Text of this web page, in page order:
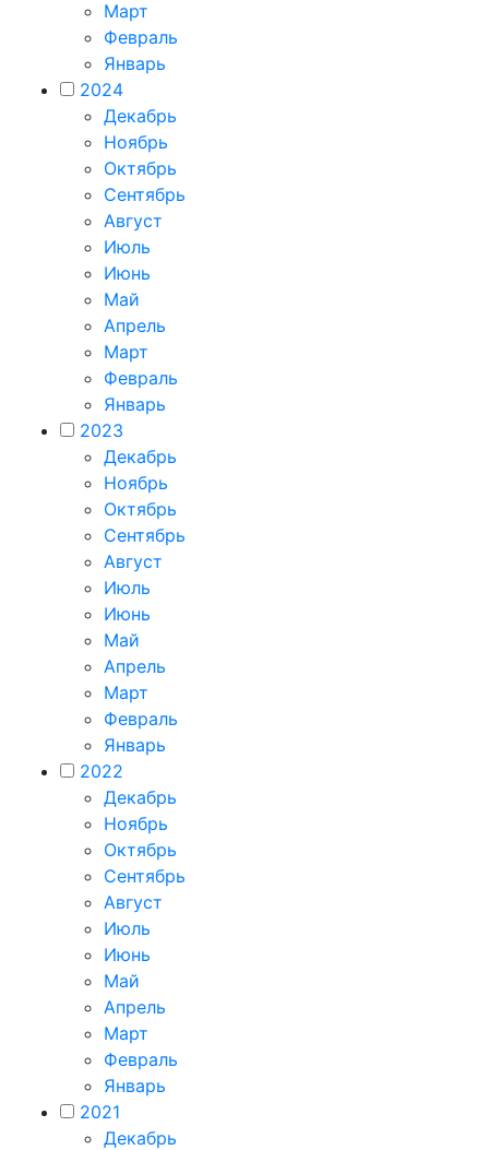
Март
Февраль
Январь
2024
Декабрь
Ноябрь
Октябрь
Сентябрь
Август
Июль
Июнь
Май
Апрель
Март
Февраль
Январь
2023
Декабрь
Ноябрь
Октябрь
Сентябрь
Август
Июль
Июнь
Май
Апрель
Март
Февраль
Январь
2022
Декабрь
Ноябрь
Октябрь
Сентябрь
Август
Июль
Июнь
Май
Апрель
Март
Февраль
Январь
2021
Декабрь